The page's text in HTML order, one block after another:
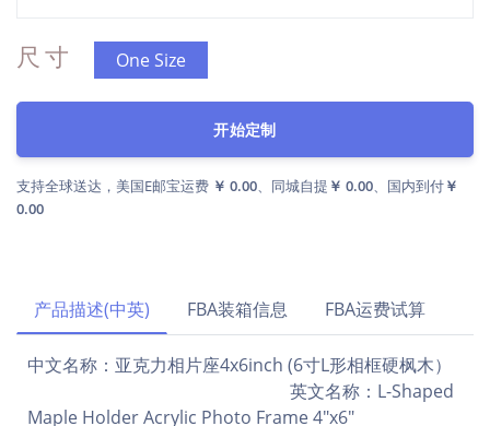
尺寸 One Size
开始定制
支持全球送达，美国E邮宝运费 ￥ 0.00、同城自提 ￥ 0.00、国内到付￥
0.00
产品描述(中英) FBA装箱信息 FBA运费试算
中文名称：亚克力相片座4x6inch (6寸L形相框硬枫木）
英文名称：L-Shaped
Maple Holder Acrylic Photo Frame 4"x6"